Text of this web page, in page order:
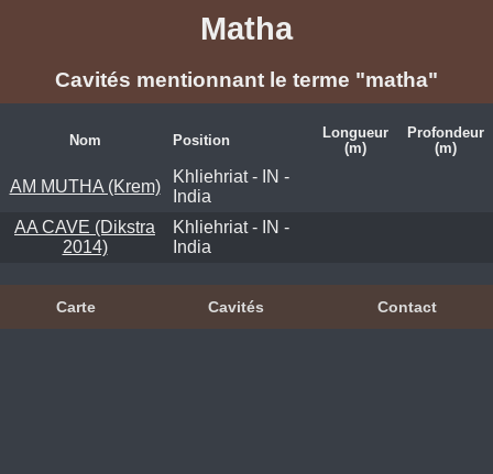
Matha
Cavités mentionnant le terme "matha"
Nom Position
Longueur
(m)
Profondeur
(m)
AM MUTHA (Krem)
Khliehriat - IN -
India
AA CAVE (Dikstra
2014)
Khliehriat - IN -
India
Carte Cavités Contact